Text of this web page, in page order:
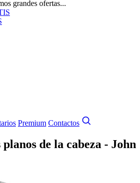
grandes ofertas...
Premium Contactos
de la cabeza - John